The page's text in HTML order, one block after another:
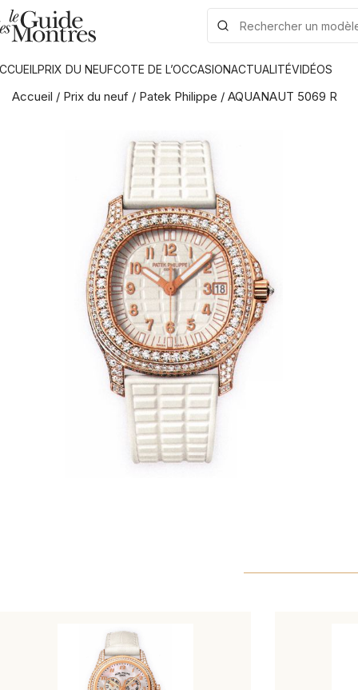
PRIX DU NEUFCOTE DE L’OCCASIONACTUALITÉVIDÉOS
Accueil / Prix du neuf / Patek Philippe / AQUANAUT 5069 R